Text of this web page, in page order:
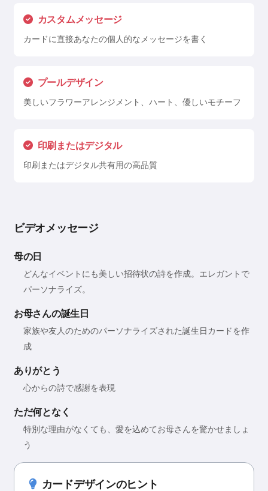
カスタムメッセージ
カードに直接あなたの個人的なメッセージを書く
プールデザイン
美しいフラワーアレンジメント、ハート、優しいモチーフ
印刷またはデジタル
印刷またはデジタル共有用の高品質
ビデオメッセージ
母の日
どんなイベントにも美しい招待状の詩を作成。エレガントで
パーソナライズ。
お母さんの誕生日
家族や友人のためのパーソナライズされた誕生日カードを作
成
ありがとう
心からの詩で感謝を表現
ただ何となく
特別な理由がなくても、愛を込めてお母さんを驚かせましょ
う
カードデザインのヒント